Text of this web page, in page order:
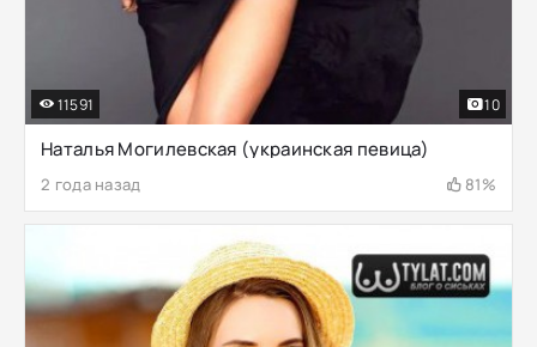
Наталья Могилевская (украинская певица)
2 года назад 81%
11591 10